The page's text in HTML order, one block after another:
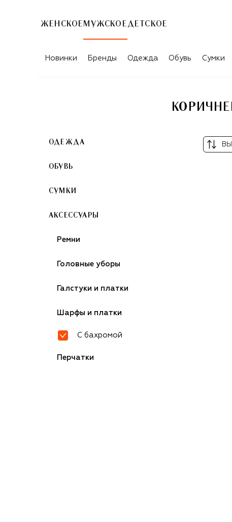
ЖЕНСКОЕ МУЖСКОЕ ДЕТСКОЕ
Новинки Бренды Одежда Обувь Сумки
ОДЕЖДА
ОБУВЬ
СУМКИ
АКСЕССУАРЫ
Ремни
Головные уборы
Галстуки и платки
Шарфы и платки
С бахромой
Перчатки